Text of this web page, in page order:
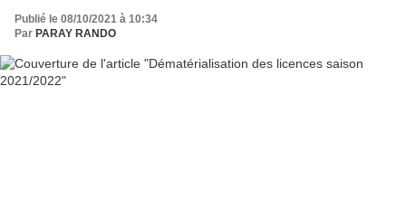
Publié le 08/10/2021 à 10:34
Par PARAY RANDO